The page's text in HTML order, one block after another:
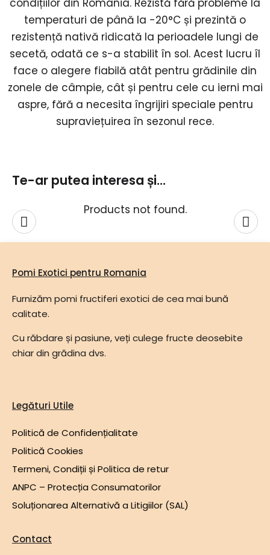
condițiilor din România. Rezistă fără probleme la
temperaturi de până la -20°C și prezintă o
rezistență nativă ridicată la perioadele lungi de
secetă, odată ce s-a stabilit în sol. Acest lucru îl
face o alegere fiabilă atât pentru grădinile din
zonele de câmpie, cât și pentru cele cu ierni mai
aspre, fără a necesita îngrijiri speciale pentru
supraviețuirea în sezonul rece.
Te-ar putea interesa și...
Products not found.
Pomi Exotici pentru Romania
Furnizăm pomi fructiferi exotici de cea mai bună
calitate.
Cu răbdare și pasiune, veți culege fructe deosebite
chiar din grădina dvs.
Legături Utile
Politică de Confidențialitate
Politică Cookies
Termeni, Condiții și Politica de retur
ANPC – Protecția Consumatorilor
Soluționarea Alternativă a Litigiilor (SAL)
Contact